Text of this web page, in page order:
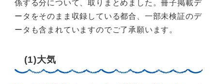
係する分について、取りまとめました。冊子掲載デ
ータをそのまま収録している都合、一部未検証のデ
ータも含まれていますのでご了承願います。
(1)大気